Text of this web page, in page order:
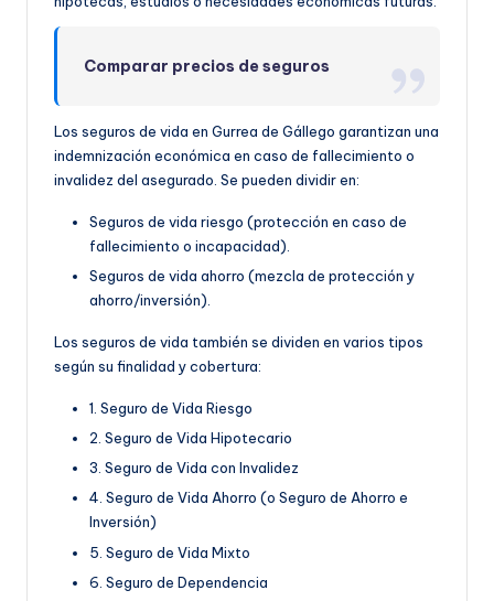
Comparar precios de seguros
Los seguros de vida en Gurrea de Gállego garantizan una
indemnización económica en caso de fallecimiento o
invalidez del asegurado. Se pueden dividir en:
Seguros de vida riesgo (protección en caso de
fallecimiento o incapacidad).
Seguros de vida ahorro (mezcla de protección y
ahorro/inversión).
Los seguros de vida también se dividen en varios tipos
según su finalidad y cobertura:
1. Seguro de Vida Riesgo
2. Seguro de Vida Hipotecario
3. Seguro de Vida con Invalidez
4. Seguro de Vida Ahorro (o Seguro de Ahorro e
Inversión)
5. Seguro de Vida Mixto
6. Seguro de Dependencia